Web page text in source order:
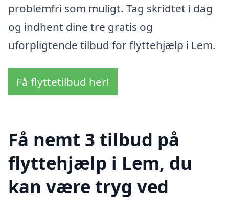
problemfri som muligt. Tag skridtet i dag
og indhent dine tre gratis og
uforpligtende tilbud for flyttehjælp i Lem.
Få flyttetilbud her!
Få nemt 3 tilbud på
flyttehjælp i Lem, du
kan være tryg ved